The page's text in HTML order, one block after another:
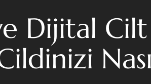
Dijital Cilt